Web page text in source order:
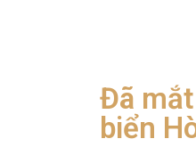
Đã mắt
biển